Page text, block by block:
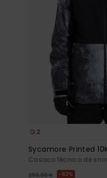
2
Sycamore Printed
Casaco técnico de
250,00 € 63%